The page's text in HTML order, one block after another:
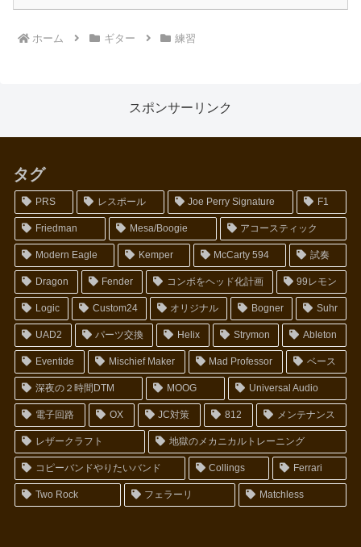
ホーム ギター 練習
スポンサーリンク
タグ
PRS レスポール Joe Perry Signature F1
Friedman Mesa/Boogie アコースティック
Modern Eagle Kemper McCarty 594 試奏
Dragon Fender コンボをヘッド化計画 99レモン
Logic Custom24 オリジナル Bogner Suhr
UAD2 パーツ交換 Helix Strymon Ableton
Eventide Mischief Maker Mad Professor ベース
深夜の２時間DTM MOOG Universal Audio
電子回路 OX JC対策 812 メンテナンス
レザークラフト 地獄のメカニカルトレーニング
コピーバンドやりたいバンド Collings Ferrari
Two Rock フェラーリ Matchless